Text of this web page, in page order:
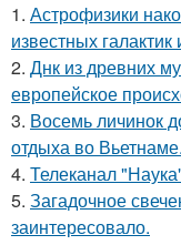
1. Астрофизики
известных
2. Днк из древних
европейское
3. Восемь личинок
отдыха во Вьетнаме.
4. Телеканал
5. Загадочное
заинтересовало.